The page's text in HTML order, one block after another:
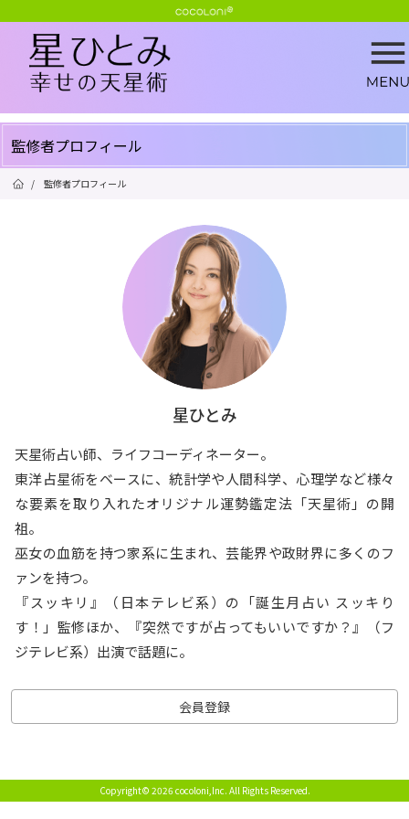
監修者プロフィール
/ 監修者プロフィール
星ひとみ
天星術占い師、ライフコーディネーター。
東洋占星術をベースに、統計学や人間科学、心理学など様々
な要素を取り入れたオリジナル運勢鑑定法「天星術」の開
祖。
巫女の血筋を持つ家系に生まれ、芸能界や政財界に多くのフ
ァンを持つ。
『スッキリ』（日本テレビ系）の「誕生月占い スッキり
す！」監修ほか、『突然ですが占ってもいいですか？』（フ
ジテレビ系）出演で話題に。
会員登録
Copyright© 2026 cocoloni,Inc. All Rights Reserved.